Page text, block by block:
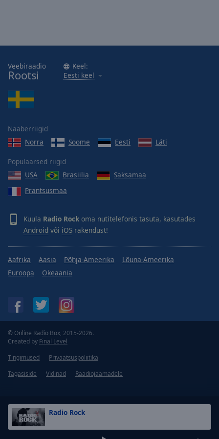
Radio Rock
Veebiraadio
Rootsi
Keel:
Eesti keel
Naaberriigid
Norra
Soome Eesti Läti
Populaarsed riigid
USA
Brasiilia
Saksamaa
Prantsusmaa
Kuula Radio Rock oma nutitelefonis tasuta, kasutades
Android või iOS rakendust!
Aafrika Aasia Põhja-Ameerika
Lõuna-Ameerika
Euroopa
Okeaania
© Online Radio Box, 2015-2026.
Created by Final Level
Tingimused
Privaatsuspoliitika
Tagasiside
Vidinad Raadiojaamadele